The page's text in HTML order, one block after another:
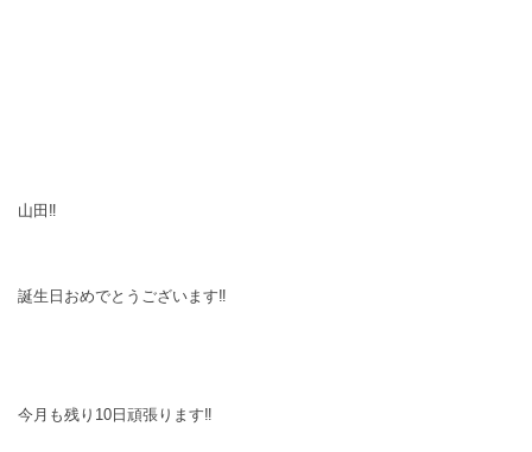
山田‼
誕生日おめでとうございます‼
今月も残り10日頑張ります‼